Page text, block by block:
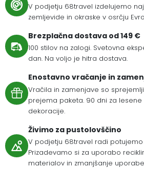
V podjetju 68travel izdelujemo
zemljevide in okraske v osrčju
Brezplačna dostava od 149 €
100 stilov na zalogi. Svetovna
dan. Na voljo je hitra dostava.
Enostavno vračanje in
Vračila in zamenjave so
prejema paketa. 90 dni za lesene
dekoracije.
Živimo za pustolovščino
V podjetju 68travel radi potujemo
Prizadevamo si za uporabo
materialov in zmanjšanje